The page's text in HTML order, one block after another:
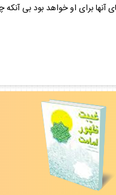
آنها براى او خواهد بود بى آنكه